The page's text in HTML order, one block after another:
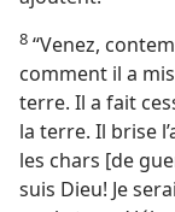
8 “Venez,
comment il a
terre. Il a fait
la terre. Il brise
les chars [de
suis Dieu! Je